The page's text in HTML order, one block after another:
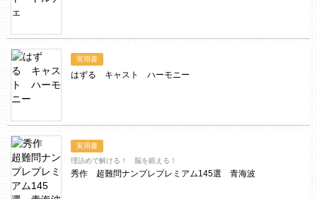
実用書
はずる キャスト ハーモニー
実用書
理詰めで解ける！ 脳を鍛える！
秀作 超難問ナンプレプレミアム145選 青海波